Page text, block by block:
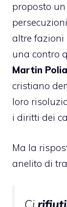
proposto
altre fazioni
una contro
Martin
cristiano
loro
i diritti dei
Ma la
anelito di